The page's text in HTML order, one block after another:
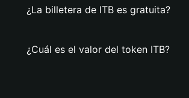
¿La billetera de ITB es gratuita?
¿Cuál es el valor del token ITB?